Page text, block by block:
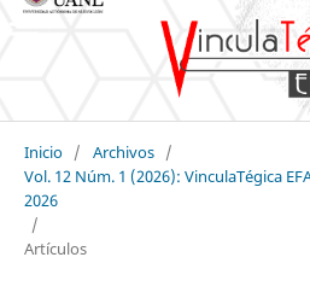
Inicio / Archivos /
Vol. 12 Núm. 1 (2026): VinculaTégica
2026
/
Artículos